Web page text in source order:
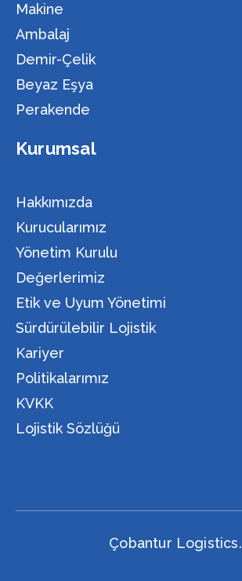
Makine
Ambalaj
Demir-Çelik
Beyaz Eşya
Perakende
Kurumsal
Hakkımızda
Kurucularımız
Yönetim Kurulu
Değerlerimiz
Etik ve Uyum Yönetimi
Sürdürülebilir Lojistik
Kariyer
Politikalarımız
KVKK
Lojistik Sözlüğü
Çobantur Logistics.